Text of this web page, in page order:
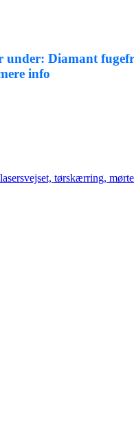
under: Diamant
info
tørskærring,